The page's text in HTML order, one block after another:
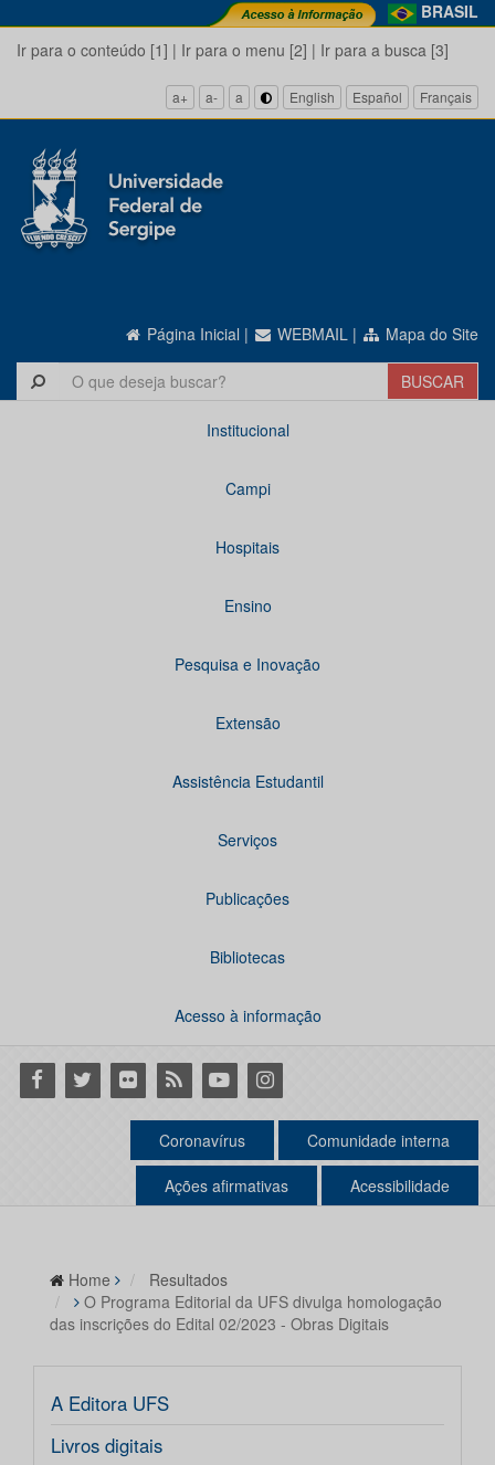
BRASIL
Ir para o conteúdo [1] | Ir para o menu [2] | Ir para a busca [3]
a+ a- a English Español Français
Página Inicial | WEBMAIL | Mapa do Site
Institucional
Campi
Hospitais
Ensino
Pesquisa e Inovação
Extensão
Assistência Estudantil
Serviços
Publicações
Bibliotecas
Acesso à informação
Facebook
Twitter Flickr RSS YoutubeInstagram
Coronavírus Comunidade interna
Ações afirmativas Acessibilidade
Home
Resultados
O Programa Editorial da UFS divulga homologação
das inscrições do Edital 02/2023 - Obras Digitais
A Editora UFS
Livros digitais